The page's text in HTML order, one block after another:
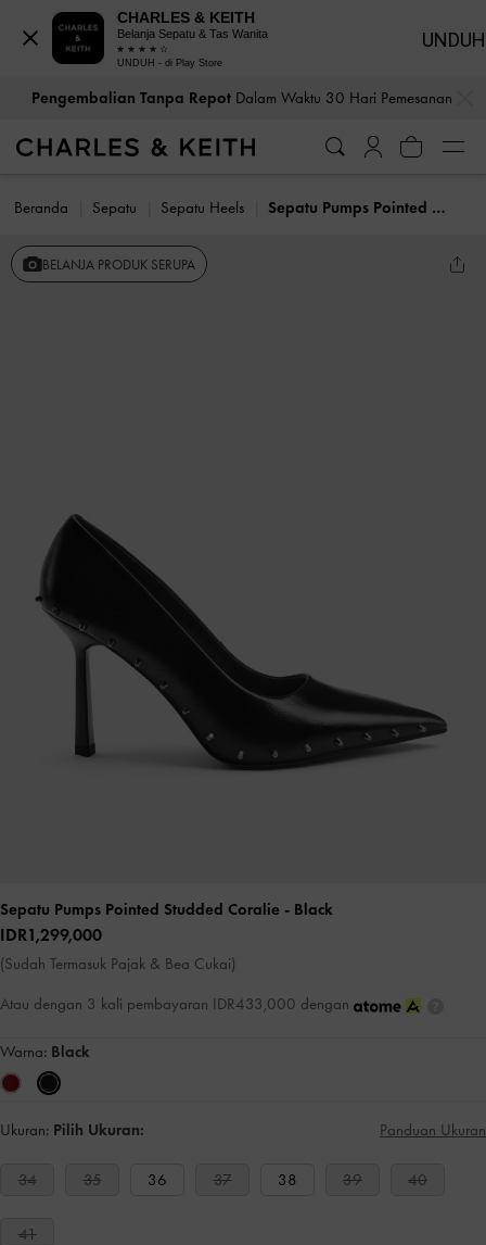
Pengembalian Tanpa RepotDalam Waktu 30 Hari Pemesanan
Beranda Sepatu Sepatu Heels Sepatu Pumps Pointed Studded Coralie
BELANJA PRODUK SERUPA
Sepatu Pumps Pointed Studded Coralie - Black
IDR1,299,000
(Sudah Termasuk Pajak & Bea Cukai)
Atau dengan 3 kali pembayaran IDR433,000 dengan
Warna: Black
Ukuran: Pilih Ukuran: Panduan Ukuran
34 35 36 37 38 39 40
41
CHARLES & KEITH
Belanja Sepatu & Tas Wanita
UNDUH - di Play Store
UNDUH